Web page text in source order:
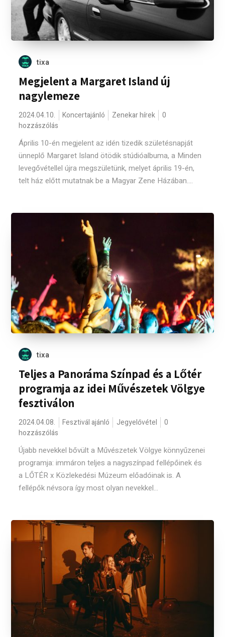
tixa
Megjelent a Margaret Island új
nagylemeze
2024.04.10. Koncertajánló Zenekar hírek
0
hozzászólás
Április 10-én megjelent az idén tizedik születésnapját
ünneplő Margaret Island ötödik stúdióalbuma, a Minden
levegővétellel újra megszületünk, melyet április 19-én,
telt ház előtt mutatnak be a Magyar Zene Házában....
tixa
Teljes a Panoráma Színpad és a Lőtér
programja az idei Művészetek Völgye
fesztiválon
2024.04.08. Fesztivál ajánló Jegyelővétel
0
hozzászólás
Újabb nevekkel bővült a Művészetek Völgye könnyűzenei
programja: immáron teljes a nagyszínpad fellépőinek és
a LŐTÉR x Közlekedési Múzeum előadóinak is. A
fellépők névsora így most olyan nevekkel...